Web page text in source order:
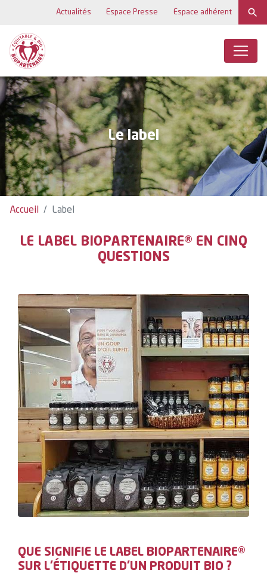
Actualités Espace Presse Espace adhérent
Le label
Accueil Label
LE LABEL BIOPARTENAIRE® EN CINQ
QUESTIONS
QUE SIGNIFIE LE LABEL BIOPARTENAIRE®
SUR L’ÉTIQUETTE D’UN PRODUIT BIO ?